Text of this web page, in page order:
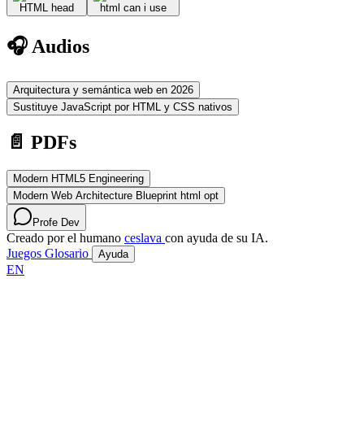
HTML head html can i use
🎧 Audios
Arquitectura y semántica web en 2026
Sustituye JavaScript por HTML y CSS nativos
📄 PDFs
Modern HTML5 Engineering
Modern Web Architecture Blueprint html opt
Profe Dev
Creado por el humano ceslava con ayuda de su IA.
Juegos Glosario Ayuda
EN